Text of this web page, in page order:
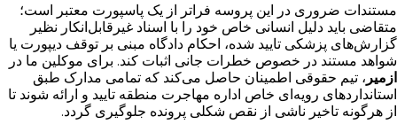
مستندات ضروری در این پروسه فراتر از یک پاسپورت معتبر است؛
متقاضی باید دلیل انسانی خاص خود را با اسناد غیرقابل‌انکار نظیر
گزارش‌های پزشکی تایید شده، احکام دادگاه مبنی بر توقف دیپورت یا
شواهد مستند در خصوص خطرات جانی اثبات کند. برای موکلین ما در
ازمیر ، تیم حقوقی اطمینان حاصل می‌کند که تمامی مدارک طبق
استانداردهای رویه‌ای خاص اداره مهاجرت منطقه تایید و ارائه شوند تا
از هرگونه تاخیر ناشی از نقص شکلی پرونده جلوگیری گردد.